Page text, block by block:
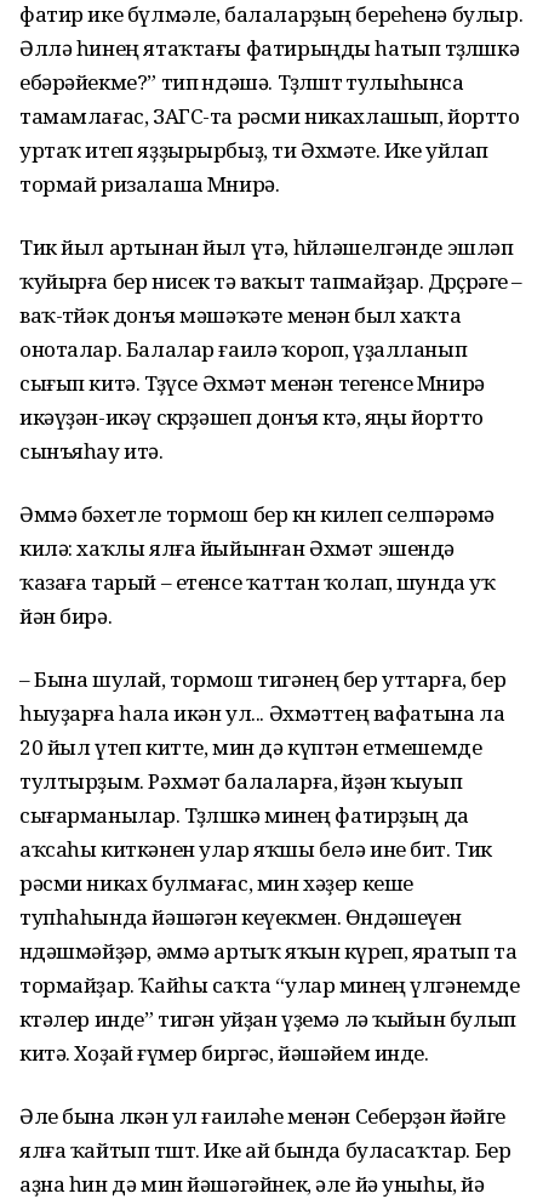
фатир ике бүлмәле, балаларҙың береһенә булыр.
Әллә һинең ятаҡтағы фатирыңды һатып төҙөлөшкә
ебәрәйекме?” тип өндәшә. Төҙөлөштө тулыһынса
тамамлағас, ЗАГС-та рәсми никахлашып, йортто
уртаҡ итеп яҙҙырырбыҙ, ти Әхмәте. Ике уйлап
тормай ризалаша Мөнирә.
Тик йыл артынан йыл үтә, һөйләшелгәнде эшләп
ҡуйырға бер нисек тә ваҡыт тапмайҙар. Дөрөҫөрәге –
ваҡ-төйәк донъя мәшәҡәте менән был хаҡта
оноталар. Балалар ғаилә ҡороп, үҙалланып
сығып китә. Төҙөүсе Әхмәт менән тегенсе Мөнирә
икәүҙән-икәү сөкөрҙәшеп донъя көтә, яңы йортто
сынъяһау итә.
Әммә бәхетле тормош бер көн килеп селпәрәмә
килә: хаҡлы ялға йыйынған Әхмәт эшендә
ҡазаға тарый – етенсе ҡаттан ҡолап, шунда уҡ
йән бирә.
– Бына шулай, тормош тигәнең бер уттарға, бер
һыуҙарға һала икән ул... Әхмәттең вафатына ла
20 йыл үтеп китте, мин дә күптән етмешемде
тултырҙым. Рәхмәт балаларға, өйҙән ҡыуып
сығарманылар. Төҙөлөшкә минең фатирҙың да
аҡсаһы киткәнен улар яҡшы белә ине бит. Тик
рәсми никах булмағас, мин хәҙер кеше
тупһаһында йәшәгән кеүекмен. Өндәшеүен
өндәшмәйҙәр, әммә артыҡ яҡын күреп, яратып та
тормайҙар. Ҡайһы саҡта “улар минең үлгәнемде
көтәлер инде” тигән уйҙан үҙемә лә ҡыйын булып
китә. Хоҙай ғүмер биргәс, йәшәйем инде.
Әле бына өлкән ул ғаиләһе менән Себерҙән йәйге
ялға ҡайтып төштө. Ике ай бында буласаҡтар. Бер
аҙна һин дә мин йәшәгәйнек, әле йә уныһы, йә